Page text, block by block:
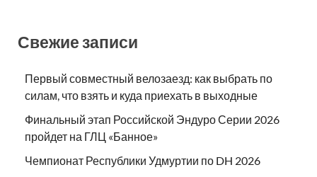
Свежие записи
Первый совместный велозаезд: как выбрать по
силам, что взять и куда приехать в выходные
Финальный этап Российской Эндуро Серии 2026
пройдет на ГЛЦ «Банное»
Чемпионат Республики Удмуртии по DH 2026